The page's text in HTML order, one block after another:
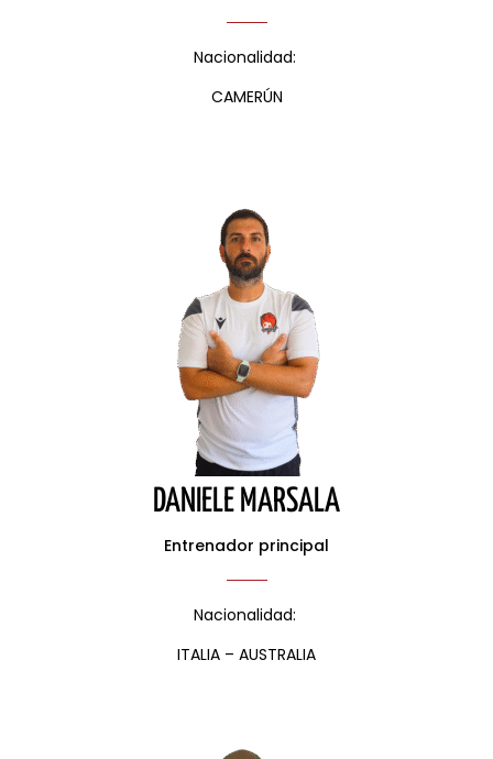
Nacionalidad:
CAMERÚN
DANIELE MARSALA
Entrenador principal
Nacionalidad:
ITALIA – AUSTRALIA